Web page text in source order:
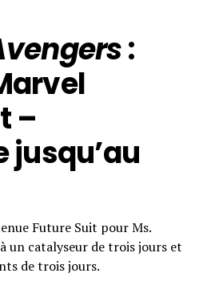
:
–
jusqu’au
Future Suit pour Ms.
un catalyseur de trois jours et
de trois jours.